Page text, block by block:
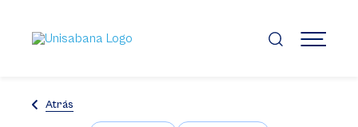
contenido
principal
MENÚ
Atrás